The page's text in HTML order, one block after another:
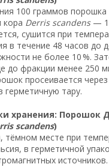
100 граммов порошка
кора Derris scandens—
сушится при
в течение 48 часов до
не более 10 %.
до фракции менее 250
просеивается
герметичную тару.
хранения: Порошок
scandens)
тёмном месте при
в герметичной